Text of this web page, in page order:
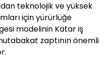
teknolojik ve yüksek
için yürürlüğe
modelinin Katar iş
zaptının önemli